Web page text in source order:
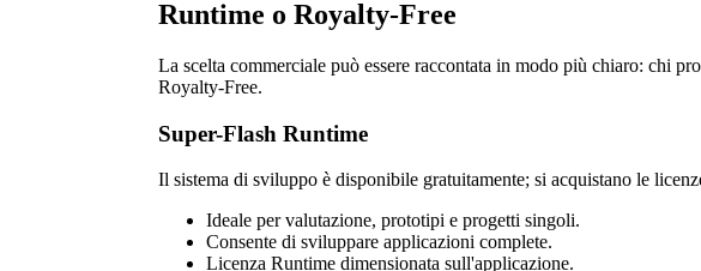
Runtime o Royalty-Free
La scelta commerciale può essere raccontata in modo più chiaro: chi
Royalty-Free.
Super-Flash Runtime
Il sistema di sviluppo è disponibile gratuitamente; si acquistano le
Ideale per valutazione, prototipi e progetti singoli.
Consente di sviluppare applicazioni complete.
Licenza Runtime dimensionata sull'applicazione.